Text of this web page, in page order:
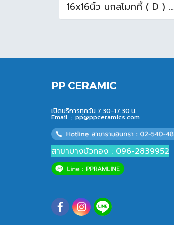
16x16นิ้ว นกสโมกกี้ ( D ) A (Pack6)
PP CERAMIC
เปิดบริการทุกวัน 7.30-17.30 น.
Email : pp@ppceramics.com
สาขาบางบัวทอง : 096-2839952